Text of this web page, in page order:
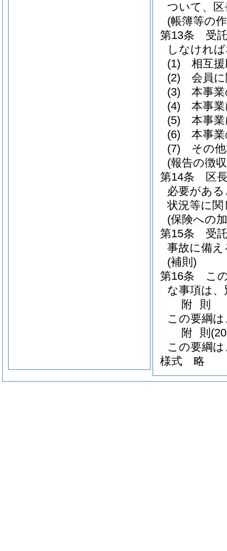
ついて、
(帳簿等の
第13条
受
しなけれ
(1)
相互
(2)
会員
(3)
本事
(4)
本事
(5)
本事
(6)
本事
(7)
その
(報告の徴
第14条
区
必要があ
状況等に
(保険への
第15条
受
事故に備
(補則)
第16条
こ
な事項は
附 則
この要綱
附 則
この要綱
様式 略